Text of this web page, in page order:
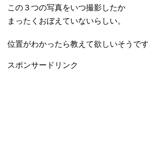
この３つの写真をいつ撮影したか
まったくおぼえていないらしい。
位置がわかったら教えて欲しいそうです
スポンサードリンク